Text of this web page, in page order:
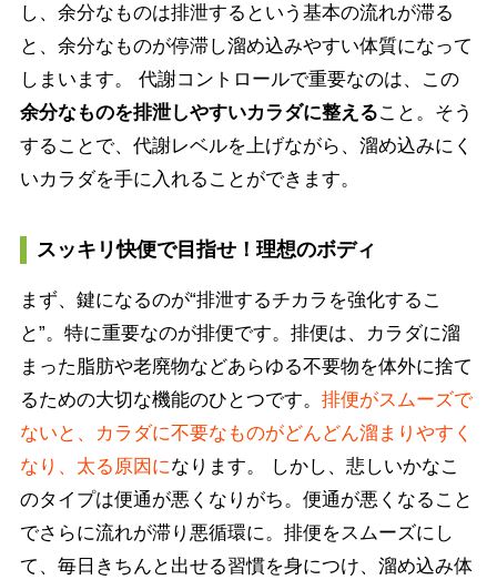
し、余分なものは排泄するという基本の流れが滞る
と、余分なものが停滞し溜め込みやすい体質になって
しまいます。 代謝コントロールで重要なのは、この
余分なものを排泄しやすいカラダに整えること。そう
することで、代謝レベルを上げながら、溜め込みにく
いカラダを手に入れることができます。
スッキリ快便で目指せ！理想のボディ
まず、鍵になるのが“排泄するチカラを強化するこ
と”。特に重要なのが排便です。排便は、カラダに溜
まった脂肪や老廃物などあらゆる不要物を体外に捨て
るための大切な機能のひとつです。 排便がスムーズで
ないと、カラダに不要なものがどんどん溜まりやすく
なり、太る原因になります。 しかし、悲しいかなこ
のタイプは便通が悪くなりがち。便通が悪くなること
でさらに流れが滞り悪循環に。排便をスムーズにし
て、毎日きちんと出せる習慣を身につけ、溜め込み体